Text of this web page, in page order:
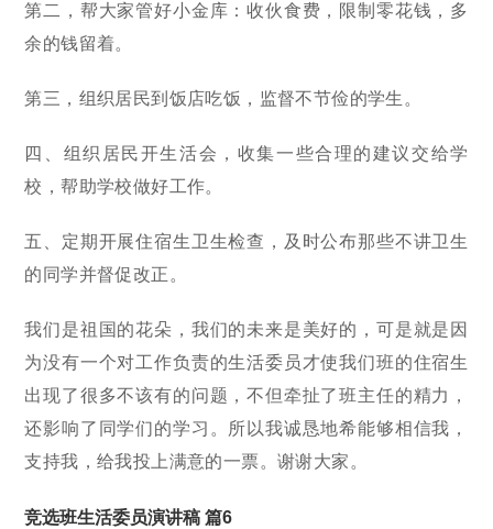
第二，帮大家管好小金库：收伙食费，限制零花钱，多
余的钱留着。
第三，组织居民到饭店吃饭，监督不节俭的学生。
四、组织居民开生活会，收集一些合理的建议交给学
校，帮助学校做好工作。
五、定期开展住宿生卫生检查，及时公布那些不讲卫生
的同学并督促改正。
我们是祖国的花朵，我们的未来是美好的，可是就是因
为没有一个对工作负责的生活委员才使我们班的住宿生
出现了很多不该有的问题，不但牵扯了班主任的精力，
还影响了同学们的学习。所以我诚恳地希能够相信我，
支持我，给我投上满意的一票。谢谢大家。
竞选班生活委员演讲稿 篇6